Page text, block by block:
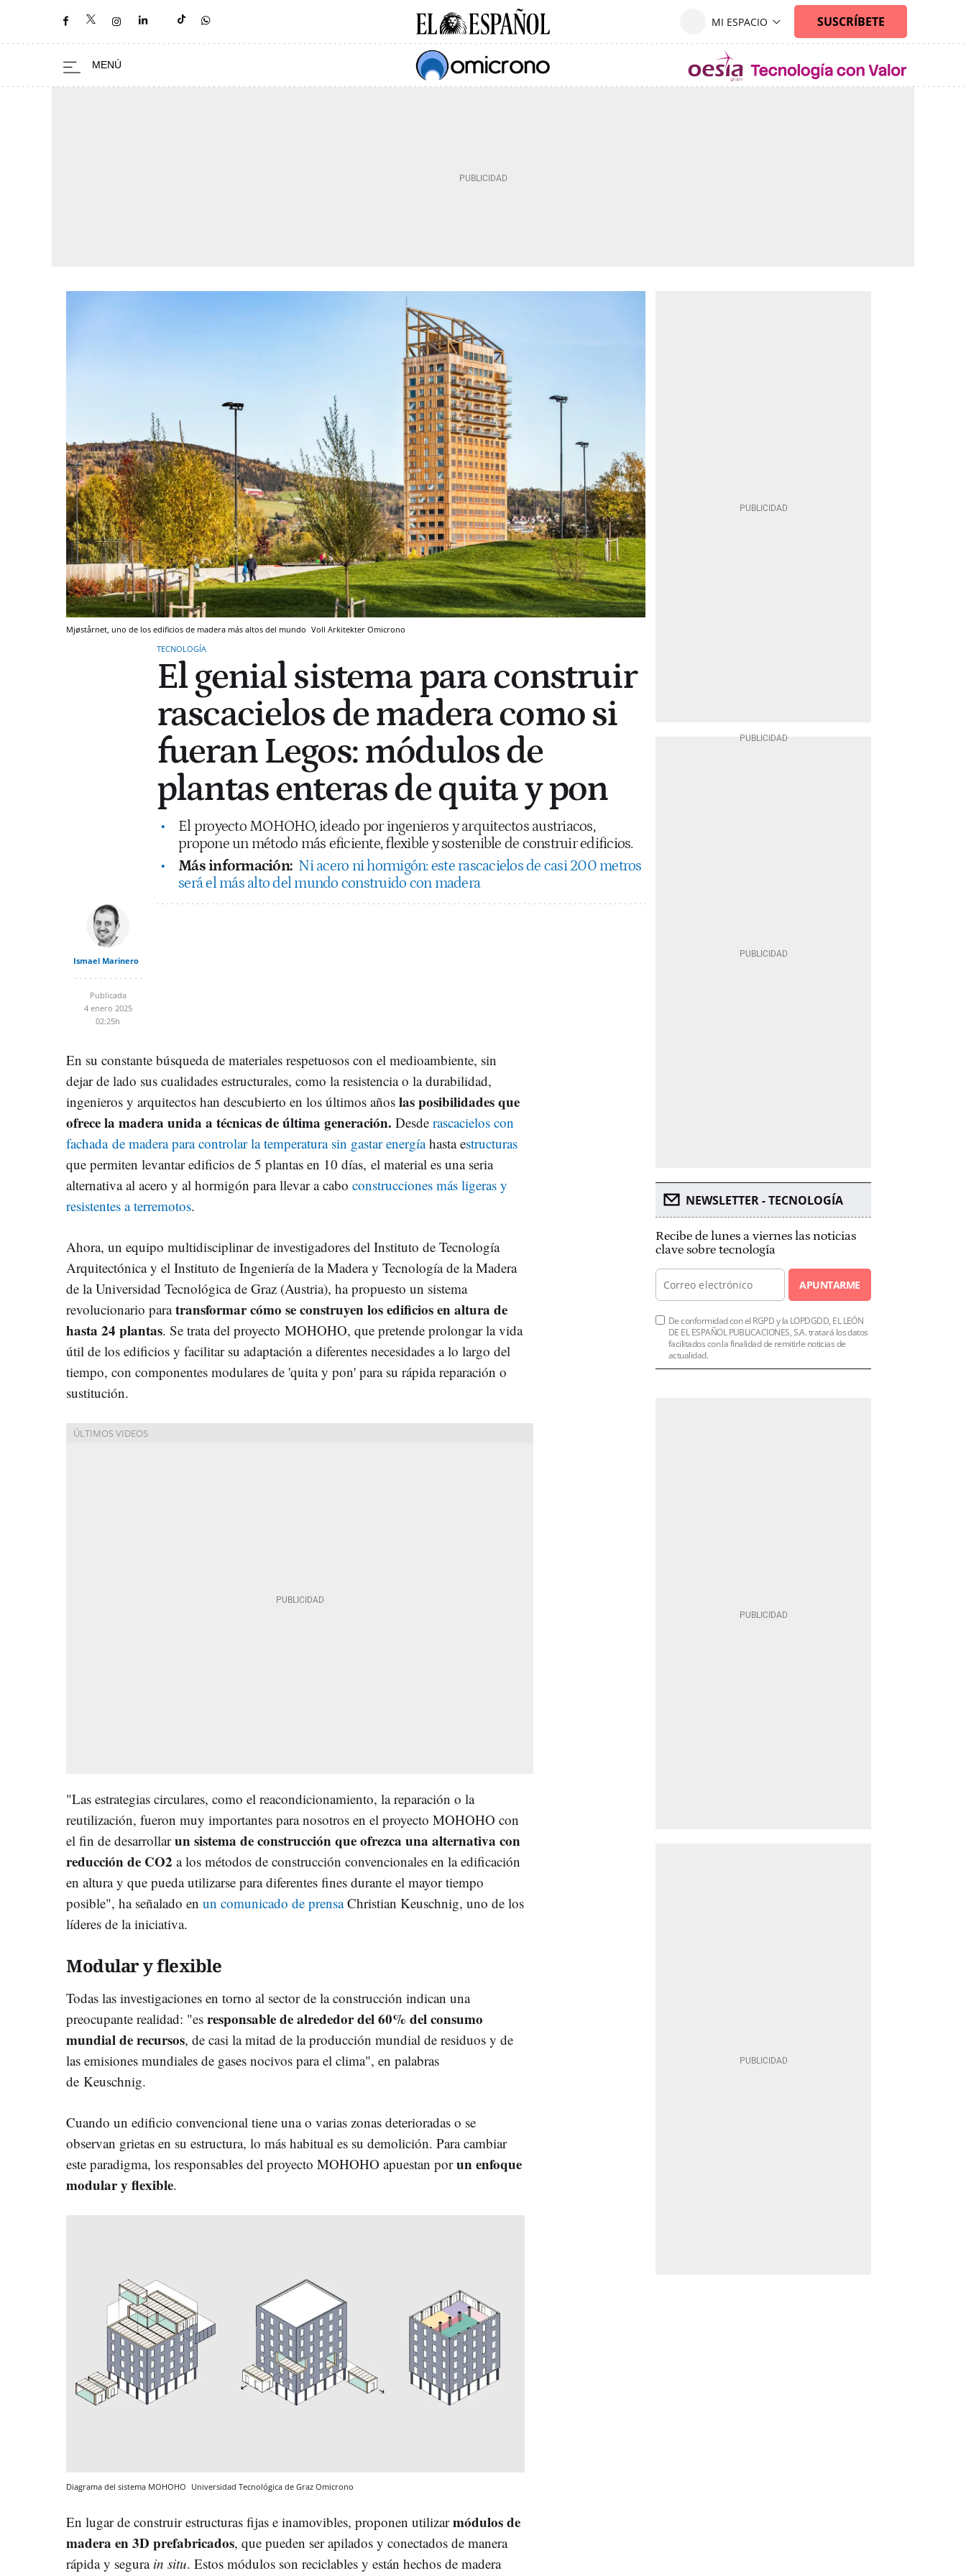
Mjøstårnet, uno de los edificios de madera más altos del mundo Voll Arkitekter Omicrono
TECNOLOGÍA
El genial sistema para construir
rascacielos de madera como si
fueran Legos: módulos de
plantas enteras de quita y pon
El proyecto MOHOHO, ideado por ingenieros y arquitectos austriacos,
propone un método más eficiente, flexible y sostenible de construir edificios.
Más información: Ni acero ni hormigón: este rascacielos de casi 200 metros
será el más alto del mundo construido con madera
Ismael Marinero
Publicada
4 enero 2025
02:25h
En su constante búsqueda de materiales respetuosos con el medioambiente, sin
dejar de lado sus cualidades estructurales, como la resistencia o la durabilidad,
ingenieros y arquitectos han descubierto en los últimos años las posibilidades que
ofrece la madera unida a técnicas de última generación. Desde rascacielos con
fachada de madera para controlar la temperatura sin gastar energíahasta estructuras
que permiten levantar edificios de 5 plantas en 10 días, el material es una seria
alternativa al acero y al hormigón para llevar a cabo construcciones más ligeras y
resistentes a terremotos.
Ahora, un equipo multidisciplinar de investigadores del Instituto de Tecnología
Arquitectónica y el Instituto de Ingeniería de la Madera y Tecnología de la Madera
de la Universidad Tecnológica de Graz (Austria), ha propuesto un sistema
revolucionario paratransformar cómo se construyen los edificios en altura de
hasta 24 plantas. Se trata del proyecto MOHOHO, que pretende prolongar la vida
útil de los edificios y facilitar su adaptación a diferentes necesidades a lo largo del
tiempo, con componentes modulares de 'quita y pon' para su rápida reparación o
sustitución.
"Las estrategias circulares, como el reacondicionamiento, la reparación o la
reutilización, fueron muy importantes para nosotros en el proyecto MOHOHO con
el fin de desarrollarun sistema de construcción que ofrezca una alternativa con
reducción de CO2 a los métodos de construcción convencionales en la edificación
en altura y que pueda utilizarse para diferentes fines durante el mayor tiempo
posible", ha señalado en un comunicado de prensaChristian Keuschnig, uno de los
líderes de la iniciativa.
Modular y flexible
Todas las investigaciones en torno al sector de la construcción indican una
preocupante realidad: "es responsable de alrededor del 60% del consumo
mundial de recursos, de casi la mitad de la producción mundial de residuos y de
las emisiones mundiales de gases nocivos para el clima", en palabras
de Keuschnig.
Cuando un edificio convencional tiene una o varias zonas deterioradas o se
observan grietas en su estructura, lo más habitual es su demolición. Para cambiar
este paradigma, los responsables del proyecto MOHOHO apuestan porun enfoque
modular y flexible.
Diagrama del sistema MOHOHO Universidad Tecnológica de Graz Omicrono
En lugar de construir estructuras fijas e inamovibles, proponen utilizarmódulos de
madera en 3D prefabricados, que pueden ser apilados y conectados de manera
rápida y segura in situ. Estos módulos son reciclables y están hechos de madera
NEWSLETTER - TECNOLOGÍA
Recibe de lunes a viernes las noticias
clave sobre tecnología
APUNTARME
De conformidad con el RGPD y la LOPDGDD, EL LEÓN
DE EL ESPAÑOL PUBLICACIONES, S.A. tratará los datos
facilitados con la finalidad de remitirle noticias de
actualidad.